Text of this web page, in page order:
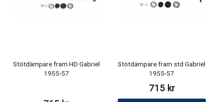
Stötdämpare fram HD Gabriel
1955-57
Stötdämpare fram std Gabriel
1955-57
715 kr